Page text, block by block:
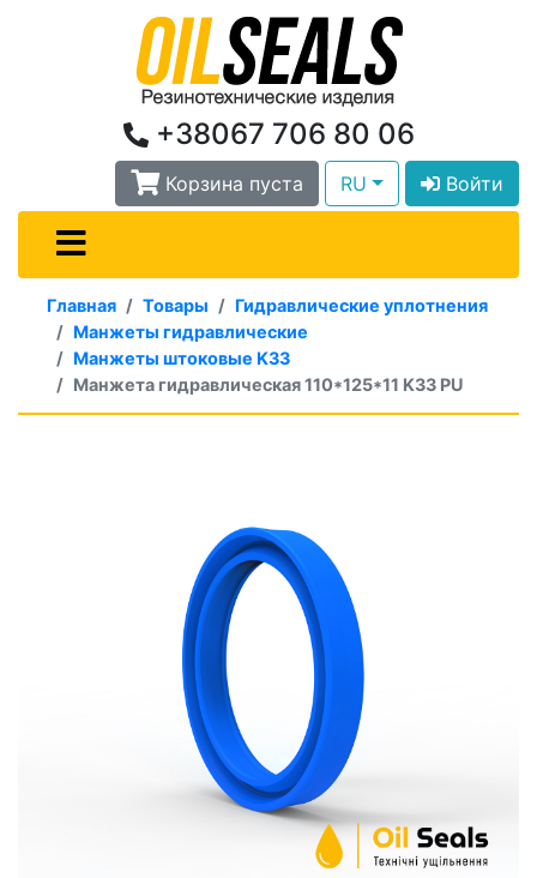
+38067 706 80 06
Корзина пуста RU Войти
Главная Товары
Гидравлические уплотнения
Манжеты гидравлические
Манжеты штоковые K33
Манжета гидравлическая 110*125*11 K33 PU